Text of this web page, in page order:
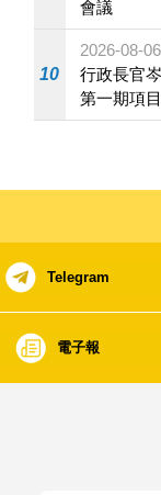
會議
10
2026-08-
行政長官
第一期項目
Telegram
電子報